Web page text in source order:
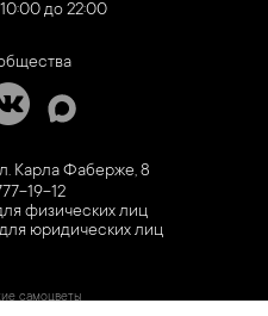
до 22:00
Карла Фаберже, 8
19-12
физических лиц
юридических лиц
самоцветы